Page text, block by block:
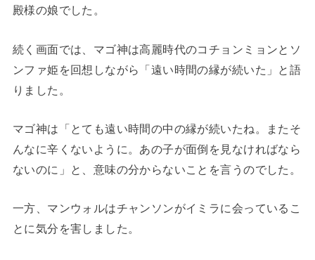
殿様の娘でした。
続く画面では、マゴ神は高麗時代のコチョンミョンとソ
ンファ姫を回想しながら「遠い時間の縁が続いた」と語
りました。
マゴ神は「とても遠い時間の中の縁が続いたね。またそ
んなに辛くないように。あの子が面倒を見なければなら
ないのに」と、意味の分からないことを言うのでした。
一方、マンウォルはチャンソンがイミラに会っているこ
とに気分を害しました。